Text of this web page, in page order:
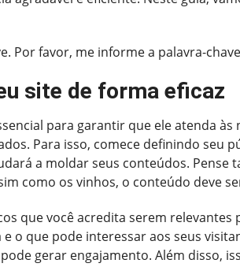
Por favor, me informe a palavra-
site de forma eficaz
para garantir que ele atenda
Para isso, comece definindo seu
a moldar seus conteúdos.
como os vinhos, o conteúdo deve
que você acredita serem
o que pode interessar aos seus
gerar engajamento. Além disso,